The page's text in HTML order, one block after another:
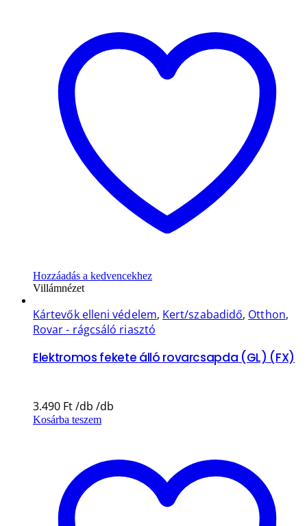
Hozzáadás a kedvencekhez
Villámnézet
Kártevők elleni védelem, Kert/szabadidő, Otthon,
Rovar - rágcsáló riasztó
Elektromos fekete álló rovarcsapda (GL) (FX)
3.490 Ft
Kosárba teszem